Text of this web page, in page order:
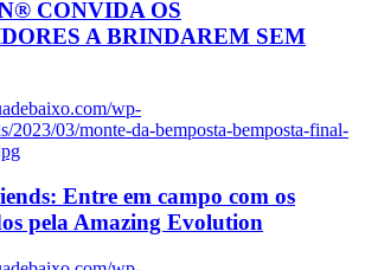
CONVIDA OS
A BRINDAREM SEM
wp-
2023/03/monte-da-bemposta-bemposta-final-
Entre em campo com os
pela Amazing Evolution